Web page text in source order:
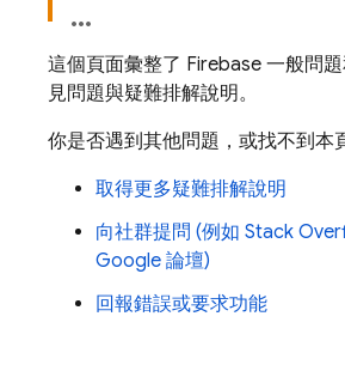
這個頁面彙整了 Firebase 一般問
見問題與疑難排解說明。
你是否遇到其他問題，或找不到本
取得更多疑難排解說明
向社群提問 (例如 Stack
Google 論壇)
回報錯誤或要求功能